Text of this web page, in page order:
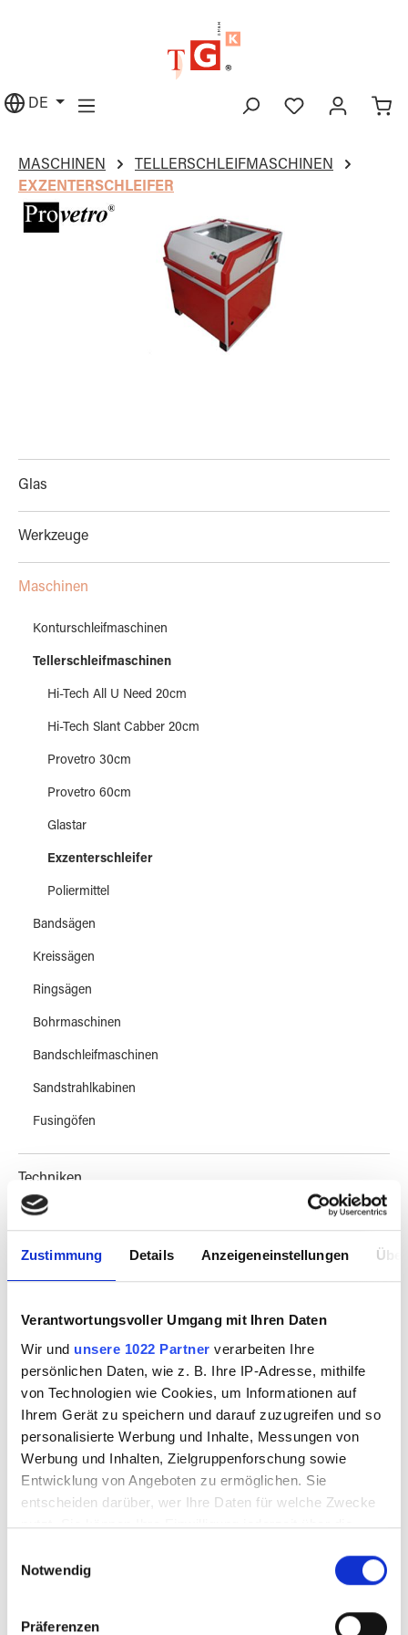
Zustimmung Details Anzeigeneinstellungen
Verantwortungsvoller Umgang mit Ihren Daten
Wir und unsere 1022 Partner verarbeiten Ihre
persönlichen Daten, wie z. B. Ihre IP-Adresse, mithilfe
von Technologien wie Cookies, um Informationen auf
Ihrem Gerät zu speichern und darauf zuzugreifen und so
personalisierte Werbung und Inhalte, Messungen von
Werbung und Inhalten, Zielgruppenforschung sowie
Entwicklung von Angeboten zu ermöglichen. Sie
entscheiden darüber, wer Ihre Daten für welche Zwecke
nutzt. Sie können Ihre Einwilligung jederzeit über die
Trigger Symbol ändern oder widerrufen
Notwendig
Präferenzen
DE
MASCHINEN
TELLERSCHLEIFMASCHINEN
EXZENTERSCHLEIFER
Glas
Werkzeuge
Maschinen
Konturschleifmaschinen
Tellerschleifmaschinen
Hi-Tech All U Need 20cm
Hi-Tech Slant Cabber 20cm
Provetro 30cm
Provetro 60cm
Glastar
Exzenterschleifer
Poliermittel
Bandsägen
Kreissägen
Ringsägen
Bohrmaschinen
Bandschleifmaschinen
Sandstrahlkabinen
Fusingöfen
Techniken
Sale
Workshops & Know How
Besuch vereinbaren
Magazine & Kultur
PRODUKTE FILTERN